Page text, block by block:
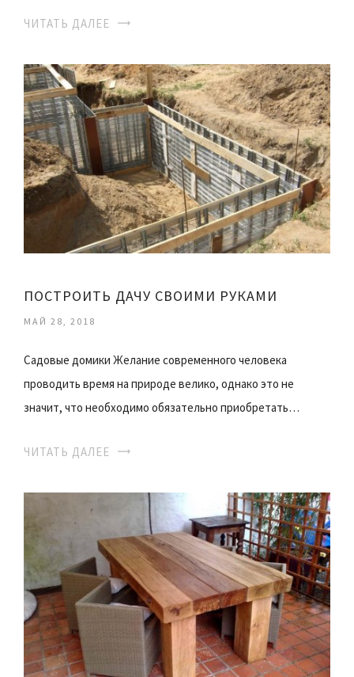
ЧИТАТЬ ДАЛЕЕ
ПОСТРОИТЬ ДАЧУ СВОИМИ РУКАМИ
МАЙ 28, 2018
Садовые домики Желание современного человека
проводить время на природе велико, однако это не
значит, что необходимо обязательно приобретать…
ЧИТАТЬ ДАЛЕЕ